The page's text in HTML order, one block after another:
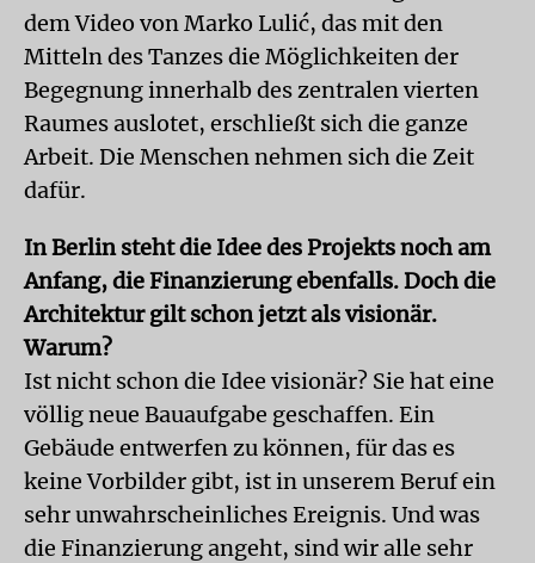
dem Video von Marko Lulić, das mit den
Mitteln des Tanzes die Möglichkeiten der
Begegnung innerhalb des zentralen vierten
Raumes auslotet, erschließt sich die ganze
Arbeit. Die Menschen nehmen sich die Zeit
dafür.
In Berlin steht die Idee des Projekts noch am
Anfang, die Finanzierung ebenfalls. Doch die
Architektur gilt schon jetzt als visionär.
Warum?
Ist nicht schon die Idee visionär? Sie hat eine
völlig neue Bauaufgabe geschaffen. Ein
Gebäude entwerfen zu können, für das es
keine Vorbilder gibt, ist in unserem Beruf ein
sehr unwahrscheinliches Ereignis. Und was
die Finanzierung angeht, sind wir alle sehr